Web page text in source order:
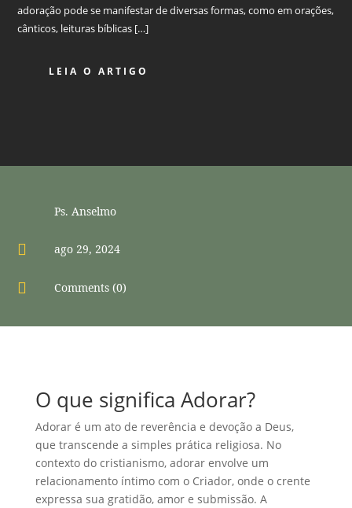
adoração pode se manifestar de diversas formas, como em orações,
cânticos, leituras bíblicas […]
LEIA O ARTIGO
Ps. Anselmo
 ago 29, 2024
 Comments (0)
O que significa Adorar?
Adorar é um ato de reverência e devoção a Deus,
que transcende a simples prática religiosa. No
contexto do cristianismo, adorar envolve um
relacionamento íntimo com o Criador, onde o crente
expressa sua gratidão, amor e submissão. A